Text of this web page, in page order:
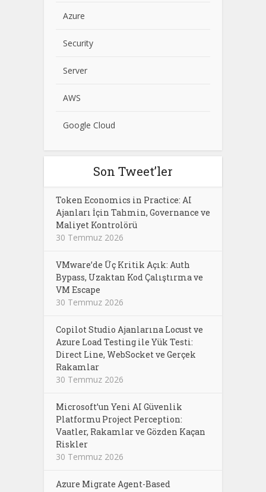
Azure
Security
Server
AWS
Google Cloud
Son Tweet’ler
Token Economics in Practice: AI
Ajanları İçin Tahmin, Governance ve
Maliyet Kontrolörü
30 Temmuz 2026
VMware’de Üç Kritik Açık: Auth
Bypass, Uzaktan Kod Çalıştırma ve
VM Escape
30 Temmuz 2026
Copilot Studio Ajanlarına Locust ve
Azure Load Testing ile Yük Testi:
Direct Line, WebSocket ve Gerçek
Rakamlar
30 Temmuz 2026
Microsoft’un Yeni AI Güvenlik
Platformu Project Perception:
Vaatler, Rakamlar ve Gözden Kaçan
Riskler
30 Temmuz 2026
Azure Migrate Agent-Based